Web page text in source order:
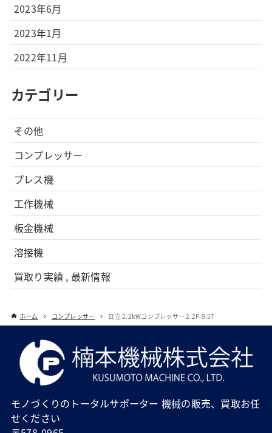
2023年6月
2023年1月
2022年11月
カテゴリー
その他
コンプレッサー
プレス機
工作機械
板金機械
溶接機
買取り実績 , 最新情報
ホーム コンプレッサー 日立 2.2kWコンプレッサー 2.2P-9.5T
モノづくりのトータルサポーター 機械の販売、買取お任
せください